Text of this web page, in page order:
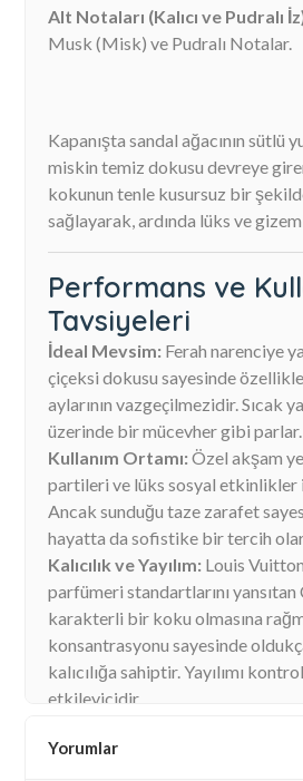
Alt Notaları (Kalıcı ve Pudralı
Musk (Misk) ve Pudralı Notalar.
Kapanışta sandal ağacının sütlü
miskin temiz dokusu devreye
kokunun tenle kusursuz bir
sağlayarak, ardında lüks ve
Performans ve
Tavsiyeleri
İdeal Mevsim: Ferah narenciye
çiçeksi dokusu sayesinde özellikle
aylarının vazgeçilmezidir. Sıcak
üzerinde bir mücevher gibi parlar.
Kullanım Ortamı: Özel akşam
partileri ve lüks sosyal etkinlikler
Ancak sunduğu taze zarafet
hayatta da sofistike bir tercih
Kalıcılık ve Yayılım: Louis
parfümeri standartlarını
karakterli bir koku olmasına
konsantrasyonu sayesinde
kalıcılığa sahiptir. Yayılımı
etkileyicidir.
Neden Louis
Yorumlar